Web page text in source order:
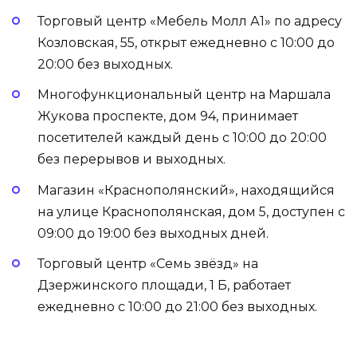
Торговый центр «Мебель Молл А1» по адресу
Козловская, 55, открыт ежедневно с 10:00 до
20:00 без выходных.
Многофункциональный центр на Маршала
Жукова проспекте, дом 94, принимает
посетителей каждый день с 10:00 до 20:00
без перерывов и выходных.
Магазин «Краснополянский», находящийся
на улице Краснополянская, дом 5, доступен с
09:00 до 19:00 без выходных дней.
Торговый центр «Семь звёзд» на
Дзержинского площади, 1 Б, работает
ежедневно с 10:00 до 21:00 без выходных.